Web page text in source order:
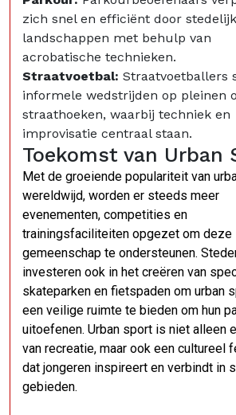
zich snel en efficiënt door
landschappen met behulp van
acrobatische technieken.
Straatvoetbal: Straatvoetballers
informele wedstrijden op pleinen
straathoeken, waarbij techniek en
improvisatie centraal staan.
Toekomst van Urban
Met de groeiende populariteit van
wereldwijd, worden er steeds meer
evenementen, competities en
trainingsfaciliteiten opgezet om deze
gemeenschap te ondersteunen.
investeren ook in het creëren van
skateparken en fietspaden om urban
een veilige ruimte te bieden om hun
uitoefenen. Urban sport is niet alleen
van recreatie, maar ook een cultureel
dat jongeren inspireert en verbindt in
gebieden.